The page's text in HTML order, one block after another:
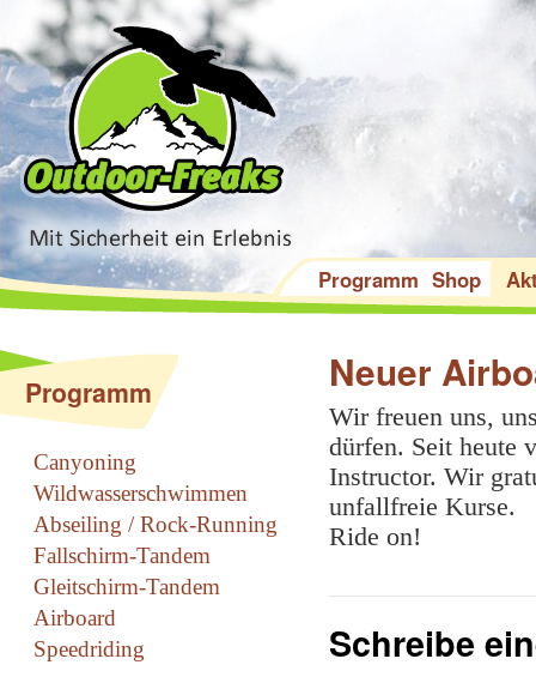
Programm Shop
Programm
Canyoning
Wildwasserschwimmen
Abseiling / Rock-Running
Fallschirm-Tandem
Gleitschirm-Tandem
Airboard
Speedriding
Neuer
Wir freuen uns,
dürfen. Seit heute
Instructor. Wir
unfallfreie Kurse.
Ride on!
Schreibe